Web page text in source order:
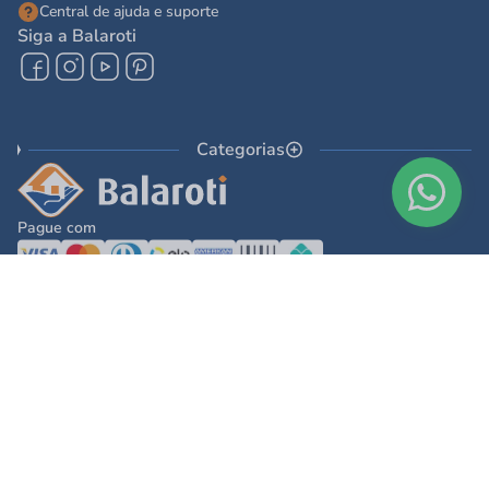
Central de ajuda e suporte
Siga a Balaroti
Categorias
Pague com